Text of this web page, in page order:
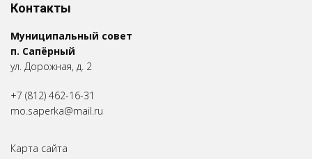
Контакты
Муниципальный совет
п. Сапёрный
ул. Дорожная, д. 2
+7 (812) 462-16-31
mo.saperka@mail.ru
Карта сайта